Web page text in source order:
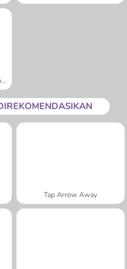
Tersesat dalam Dimensi: Permulaan
Tap Arrow Away